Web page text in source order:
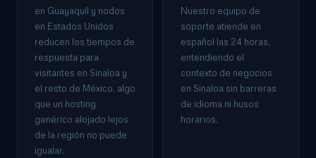
en Guayaquil y nodos
en Estados Unidos
reducen los tiempos de
respuesta para
visitantes en Sinaloa y
el resto de México, algo
que un hosting
genérico alojado lejos
de la región no puede
igualar.
Nuestro equipo de
soporte atiende en
español las 24 horas,
entendiendo el
contexto de negocios
en Sinaloa sin barreras
de idioma ni husos
horarios.